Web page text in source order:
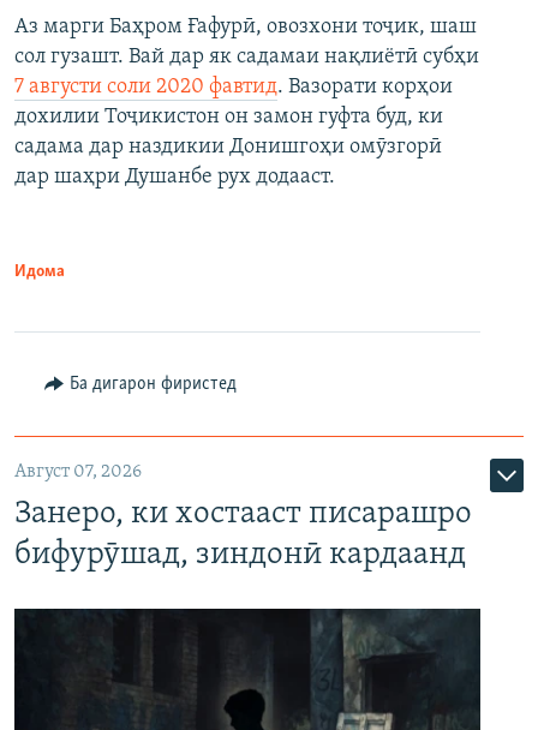
Аз марги Баҳром Ғафурӣ, овозхони тоҷик, шаш
сол гузашт. Вай дар як садамаи нақлиётӣ субҳи
7 августи соли 2020 фавтид. Вазорати корҳои
дохилии Тоҷикистон он замон гуфта буд, ки
садама дар наздикии Донишгоҳи омӯзгорӣ
дар шаҳри Душанбе рух додааст.
Идома
Ба дигарон фиристед
Август 07, 2026
Занеро, ки хостааст писарашро
бифурӯшад, зиндонӣ кардаанд